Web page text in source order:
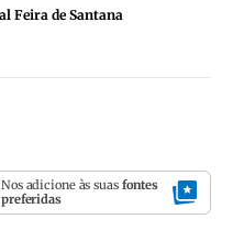
Feira de Santana
Nos adicione às suas fontes
preferidas